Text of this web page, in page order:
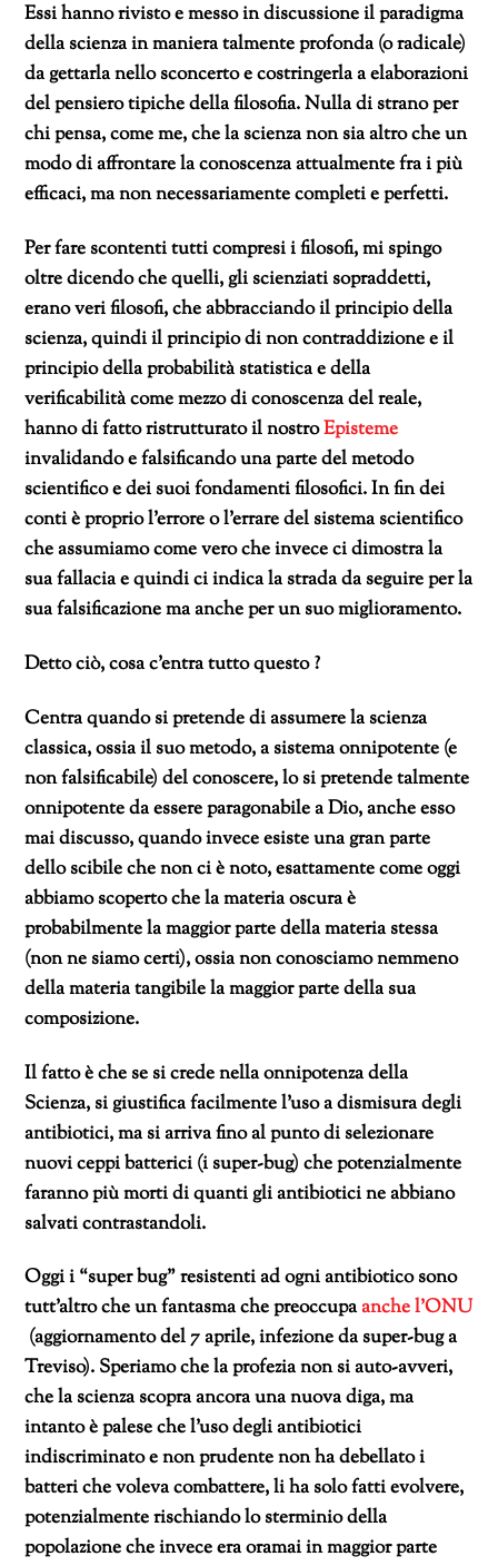
Essi hanno rivisto e messo in discussione il paradigma
della scienza in maniera talmente profonda (o radicale)
da gettarla nello sconcerto e costringerla a elaborazioni
del pensiero tipiche della filosofia. Nulla di strano per
chi pensa, come me, che la scienza non sia altro che un
modo di affrontare la conoscenza attualmente fra i più
efficaci, ma non necessariamente completi e perfetti.
Per fare scontenti tutti compresi i filosofi, mi spingo
oltre dicendo che quelli, gli scienziati sopraddetti,
erano veri filosofi, che abbracciando il principio della
scienza, quindi il principio di non contraddizione e il
principio della probabilità statistica e della
verificabilità come mezzo di conoscenza del reale,
hanno di fatto ristrutturato il nostroEpisteme
invalidando e falsificando una parte del metodo
scientifico e dei suoi fondamenti filosofici. In fin dei
conti è proprio l’errore o l’errare del sistema scientifico
che assumiamo come vero che invece ci dimostra la
sua fallacia e quindi ci indica la strada da seguire per la
sua falsificazione ma anche per un suo miglioramento.
Detto ciò, cosa c’entra tutto questo ?
Centra quando si pretende di assumere la scienza
classica, ossia il suo metodo, a sistema onnipotente (e
non falsificabile) del conoscere, lo si pretende talmente
onnipotente da essere paragonabile a Dio, anche esso
mai discusso, quando invece esiste una gran parte
dello scibile che non ci è noto, esattamente come oggi
abbiamo scoperto che la materia oscura è
probabilmente la maggior parte della materia stessa
(non ne siamo certi), ossia non conosciamo nemmeno
della materia tangibile la maggior parte della sua
composizione.
Il fatto è che se si crede nella onnipotenza della
Scienza, si giustifica facilmente l’uso a dismisura degli
antibiotici, ma si arriva fino al punto di selezionare
nuovi ceppi batterici (i super-bug) che potenzialmente
faranno più morti di quanti gli antibiotici ne abbiano
salvati contrastandoli.
Oggi i “super bug” resistenti ad ogni antibiotico sono
tutt’altro che un fantasma che preoccupaanche l’ONU
(aggiornamento del 7 aprile, infezione da super-bug a
Treviso). Speriamo che la profezia non si auto-avveri,
che la scienza scopra ancora una nuova diga, ma
intanto è palese che l’uso degli antibiotici
indiscriminato e non prudente non ha debellato i
batteri che voleva combattere, li ha solo fatti evolvere,
potenzialmente rischiando lo sterminio della
popolazione che invece era oramai in maggior parte